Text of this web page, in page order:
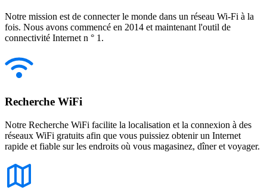
Notre mission est de connecter le monde dans un réseau Wi-Fi à la
fois. Nous avons commencé en 2014 et maintenant l'outil de
connectivité Internet n ° 1.
Recherche WiFi
Notre Recherche WiFi facilite la localisation et la connexion à des
réseaux WiFi gratuits afin que vous puissiez obtenir un Internet
rapide et fiable sur les endroits où vous magasinez, dîner et voyager.